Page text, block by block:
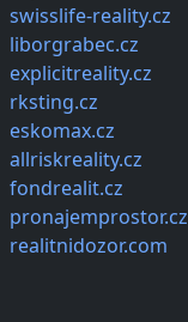
swisslife-reality.cz
liborgrabec.cz
explicitreality.cz
rksting.cz
eskomax.cz
allriskreality.cz
fondrealit.cz
pronajemprostor.cz
realitnidozor.com